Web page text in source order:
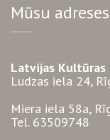
Mūsu adreses
Latvijas Kultūras
Ludzas iela 24,
Miera iela 58a,
Tel. 63509748